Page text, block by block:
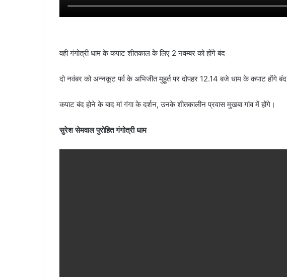
वही गंगोत्री धाम के कपाट शीतकाल के लिए 2 नवम्बर को होंगे बंद
दो नवंबर को अन्नकूट पर्व के अभिजीत मुहूर्त पर दोपहर 12.14 बजे धाम के कपाट होंगे बंद
कपाट बंद होने के बाद मां गंगा के दर्शन, उनके शीतकालीन प्रवास मुखबा गांव में होंगे।
सुरेश सेमवाल पुरोहित गंगोत्री धाम